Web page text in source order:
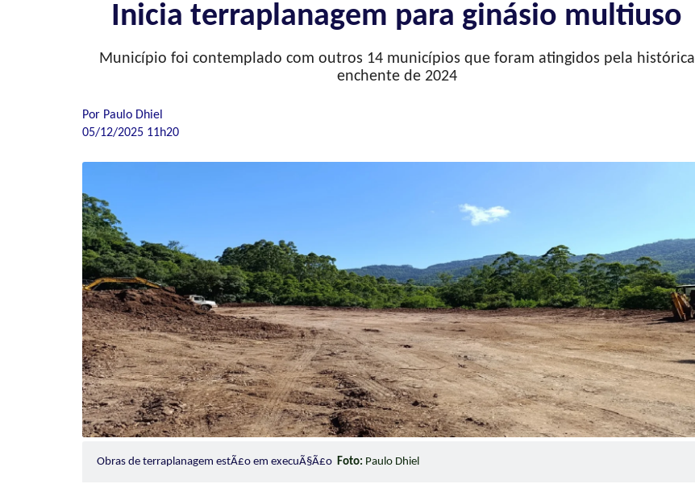
Inicia terraplanagem para ginásio multiuso
Municí­pio foi contemplado com outros 14 municípios que foram atingidos pela histórica
enchente de 2024
Por Paulo Dhiel
05/12/2025 11h20
Obras de terraplanagem estÃ£o em execuÃ§Ã£o Foto: Paulo Dhiel